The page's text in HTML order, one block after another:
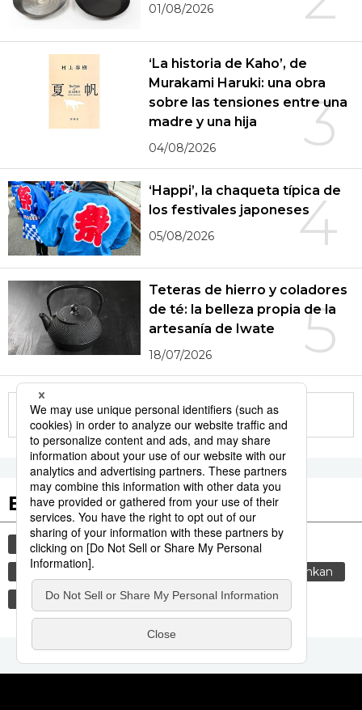
01/08/2026
3
‘La historia de Kaho’, de
Murakami Haruki: una obra
sobre las tensiones entre una
madre y una hija
04/08/2026
4
‘Happi’, la chaqueta típica de
los festivales japoneses
05/08/2026
5
Teteras de hierro y coladores
de té: la belleza propia de la
artesanía de Iwate
18/07/2026
More in this series
Etiquetas destacadas
cultura gastronomía vida
comida
cortesía
genkan
sociedad
gastronomía japonesa